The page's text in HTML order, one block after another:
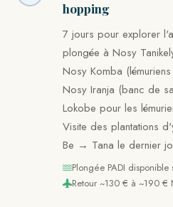
hopping
7 jours pour explorer
plongée à Nosy
Nosy Komba
Nosy Iranja (banc de
Lokobe pour les
Visite des plantations
Be → Tana le dernier
Plongée PADI disponible
Retour ~130 € à ~190